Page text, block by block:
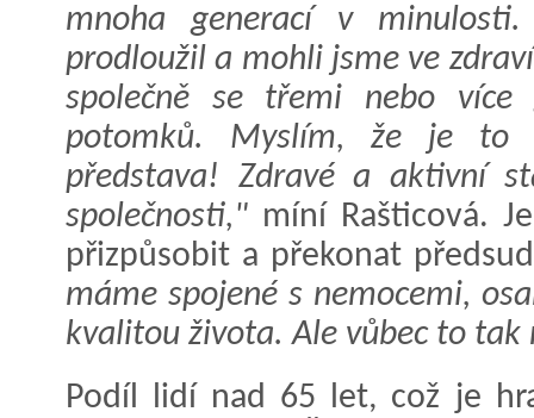
mnoha generací v
prodloužil a mohli jsme ve
společně se třemi nebo více
potomků. Myslím, že je to
představa! Zdravé a aktivní
společnosti," míní Rašticová.
přizpůsobit a překonat
máme spojené s nemocemi,
kvalitou života. Ale vůbec to tak
Podíl lidí nad 65 let, což je